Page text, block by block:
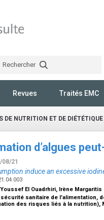
Rechercher
Revues Traités EMC
DE NUTRITION ET DE DIÉTÉTIQUE
d’algues
08/21
induce an excessive
El Ouadrhiri, Irène Margaritis
sanitaire de l’alimentation,
des risques liés à la nutrition),